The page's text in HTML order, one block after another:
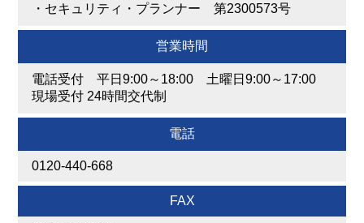
・ セキュリティ・プランナー 第2300573号
営業時間
電話受付 平日9:00～18:00 土曜日9:00～17:00
現場受付 24時間交代制
電話
0120-440-668
FAX